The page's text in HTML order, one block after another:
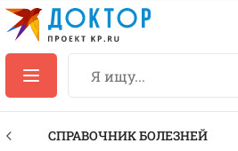
СПРАВОЧНИК БОЛЕЗНЕЙ